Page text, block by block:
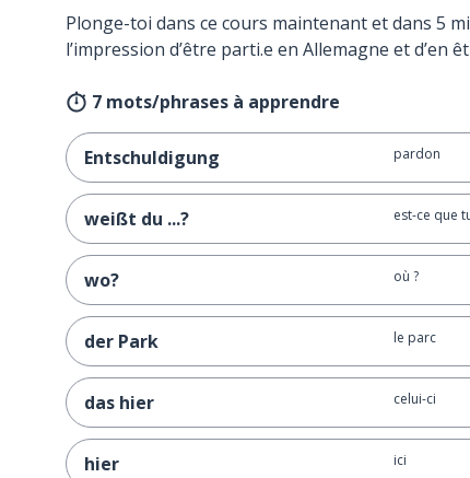
Plonge-toi dans ce cours maintenant et dans 5
l’impression d’être parti.e en Allemagne et d’en
7 mots/phrases à apprendre
Entschuldigung pardon
weißt du ...? est-ce que
wo? où ?
der Park le parc
das hier celui-ci
hier ici